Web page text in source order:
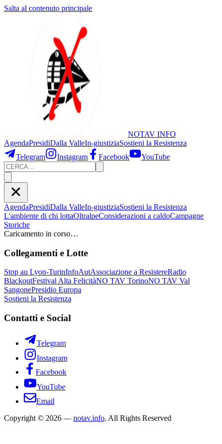
Salta al contenuto principale
NOTAV INFO
AgendaPresidiDalla ValleIn-giustiziaSostieni la Resistenza
Telegram
Instagram Facebook YouTube
AgendaPresidiDalla ValleIn-giustiziaSostieni la Resistenza
L'ambiente di chi lottaOltralpeConsiderazioni a caldoCampagne
Storiche
Caricamento in corso…
Collegamenti e Lotte
Stop au Lyon-TurinInfoAutAssociazione a ResistereRadio
BlackoutFestival Alta FelicitàNO TAV TorinoNO TAV Val
SangonePresidio Europa
Sostieni la Resistenza
Contatti e Social
Telegram
Instagram
Facebook
YouTube
Email
Copyright © 2026 — notav.info. All Rights Reserved